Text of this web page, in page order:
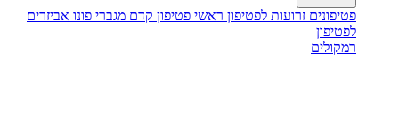
פטיפונים זרועות לפטיפון ראשי פטיפון קדם מגברי פונו אביזרים
לפטיפון
רמקולים